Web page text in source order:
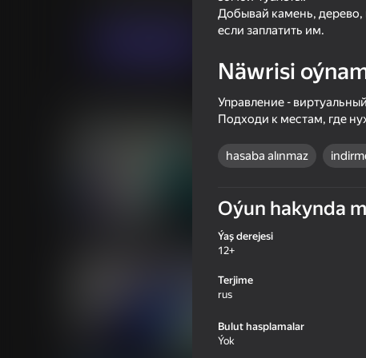
NardiaGame
18+ 48
Weapon Upgrade Rush
16+
Добывай камень, дерево,
если заплатить им.
Näwrisi
Управление -
Подходи к местам, где
hasaba alınmaz
Oýun hakynda
Ýaş derejesi
12+
Terjime
rus
Bulut hasplamalar
Ýok